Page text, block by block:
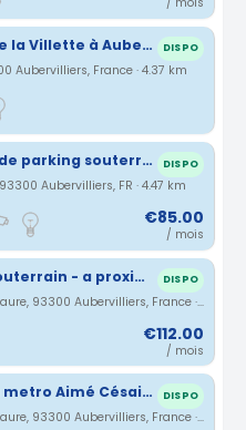
Parking Porte de la Villette à Aubervilliers DISPO
Aubervilliers, France · 4.37 km
Location place de parking souterrain sécurisé DISPO
Aubervilliers, FR · 4.47 km
€85.00
/ mois
Parking prive souterrain - a proximité du metro aime cesaire (ligne 12) DISPO
160 Boulevard Félix Faure, 93300 Aubervilliers, France · 4.57 km
€112.00
/ mois
Parking près du metro Aimé Césaire (Ligne 12) DISPO
160 Boulevard Félix Faure, 93300 Aubervilliers, France · 4.57 km